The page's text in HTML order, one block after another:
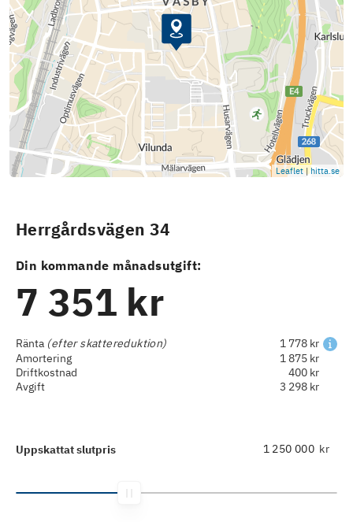
Leaflet | hitta.se
Herrgårdsvägen 34
Din kommande månadsutgift:
7 351 kr
Ränta (efter skattereduktion)
1 778 kr
Amortering
1 875 kr
Driftkostnad
400 kr
Avgift
3 298 kr
Uppskattat slutpris kr